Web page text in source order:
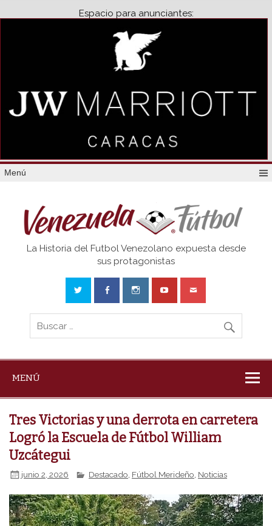
Espacio para anunciantes:
Menú
Venezuela
La Historia del Futbol Venezolano expuesta desde
sus protagonistas
MENÚ
Tres Victorias y una derrota en carretera
Logró la Escuela de Fútbol William
Uzcátegui
junio 2, 2026 Destacado Fútbol Merideño Noticias